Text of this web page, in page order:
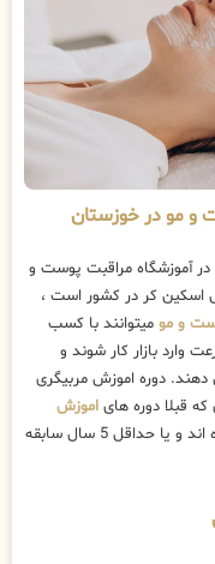
و مو در خوزستان
در آموزشگاه مراقبت پوست و
اسکین کر در کشور است ،
و مو میتوانند با کسب
وارد بازار کار شوند و
دهند. دوره اموزش مربیگری
قبلا دوره های اموزش
تکمیلی را گذرانده اند و یا حداقل 5 سال سابقه